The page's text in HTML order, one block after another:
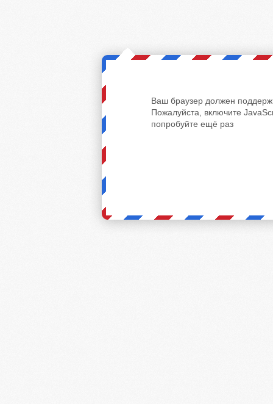
Ваш браузер должен
Пожалуйста, включите
попробуйте ещё раз